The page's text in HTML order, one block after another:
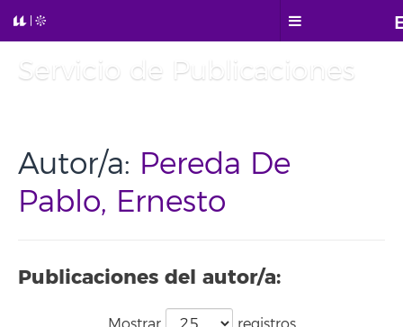
Servicio de Publicaciones
Autor/a: Pereda De
Pablo, Ernesto
Publicaciones del autor/a: